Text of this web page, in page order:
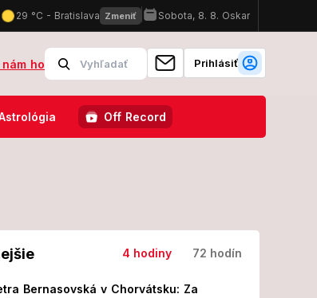
na turistickom chodníku mala ten najhorší koniec!
ho Prihlásiť
Off Record
4 hodiny 72 hodín
Bernasovská v Chorvátsku: Za